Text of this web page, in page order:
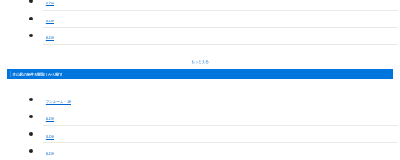
1LDK
2LDK
3LDK
もっと見る
犬山駅の物件を間取りから探す
ワンルーム・1K
1LDK
2LDK
3LDK